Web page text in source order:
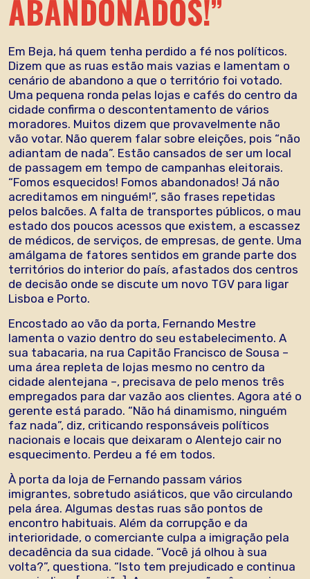
ABANDONADOS!”
Em Beja, há quem tenha perdido a fé nos políticos.
Dizem que as ruas estão mais vazias e lamentam o
cenário de abandono a que o território foi votado.
Uma pequena ronda pelas lojas e cafés do centro da
cidade confirma o descontentamento de vários
moradores. Muitos dizem que provavelmente não
vão votar. Não querem falar sobre eleições, pois “não
adiantam de nada”. Estão cansados de ser um local
de passagem em tempo de campanhas eleitorais.
“Fomos esquecidos! Fomos abandonados! Já não
acreditamos em ninguém!”, são frases repetidas
pelos balcões. A falta de transportes públicos, o mau
estado dos poucos acessos que existem, a escassez
de médicos, de serviços, de empresas, de gente. Uma
amálgama de fatores sentidos em grande parte dos
territórios do interior do país, afastados dos centros
de decisão onde se discute um novo TGV para ligar
Lisboa e Porto.
Encostado ao vão da porta, Fernando Mestre
lamenta o vazio dentro do seu estabelecimento. A
sua tabacaria, na rua Capitão Francisco de Sousa –
uma área repleta de lojas mesmo no centro da
cidade alentejana –, precisava de pelo menos três
empregados para dar vazão aos clientes. Agora até o
gerente está parado. “Não há dinamismo, ninguém
faz nada”, diz, criticando responsáveis políticos
nacionais e locais que deixaram o Alentejo cair no
esquecimento. Perdeu a fé em todos.
À porta da loja de Fernando passam vários
imigrantes, sobretudo asiáticos, que vão circulando
pela área. Algumas destas ruas são pontos de
encontro habituais. Além da corrupção e da
interioridade, o comerciante culpa a imigração pela
decadência da sua cidade. “Você já olhou à sua
volta?”, questiona. “Isto tem prejudicado e continua